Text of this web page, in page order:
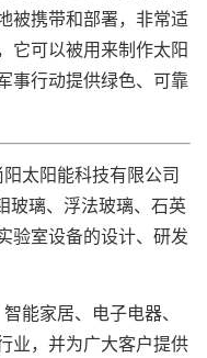
被携带和部署，非常适
它可以被用来制作太阳
事行动提供绿色、可靠
太阳能科技有限公司
玻璃、浮法玻璃、石英
验室设备的设计、研发
能家居、电子电器、
业，并为广大客户提供